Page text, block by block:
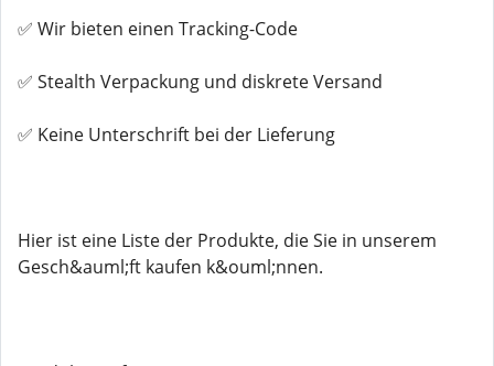
✅ Wir bieten einen Tracking-Code
✅ Stealth Verpackung und diskrete Versand
✅ Keine Unterschrift bei der Lieferung
Hier ist eine Liste der Produkte, die Sie in unserem
Gesch&auml;ft kaufen k&ouml;nnen.